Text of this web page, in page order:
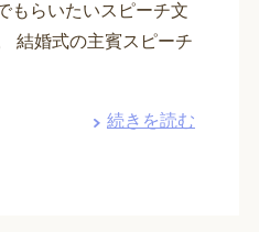
もらいたいスピーチ文
結婚式の主賓スピーチ
続きを読む